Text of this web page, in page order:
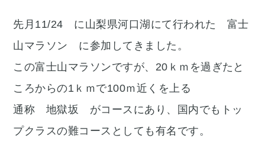
先月11/24 に山梨県河口湖にて行われた 富士
山マラソン に参加してきました。
この富士山マラソンですが、20ｋｍを過ぎたと
ころからの1ｋｍで100ｍ近くを上る
通称 地獄坂 がコースにあり、国内でもトッ
プクラスの難コースとしても有名です。